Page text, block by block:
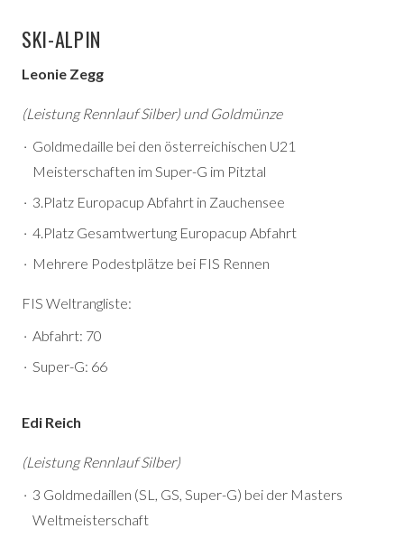
SKI-ALPIN
Leonie Zegg
(Leistung Rennlauf Silber) und Goldmünze
Goldmedaille bei den österreichischen U21
Meisterschaften im Super-G im Pitztal
3.Platz Europacup Abfahrt in Zauchensee
4.Platz Gesamtwertung Europacup Abfahrt
Mehrere Podestplätze bei FIS Rennen
FIS Weltrangliste:
Abfahrt: 70
Super-G: 66
Edi Reich
(Leistung Rennlauf Silber)
3 Goldmedaillen (SL, GS, Super-G) bei der Masters
Weltmeisterschaft